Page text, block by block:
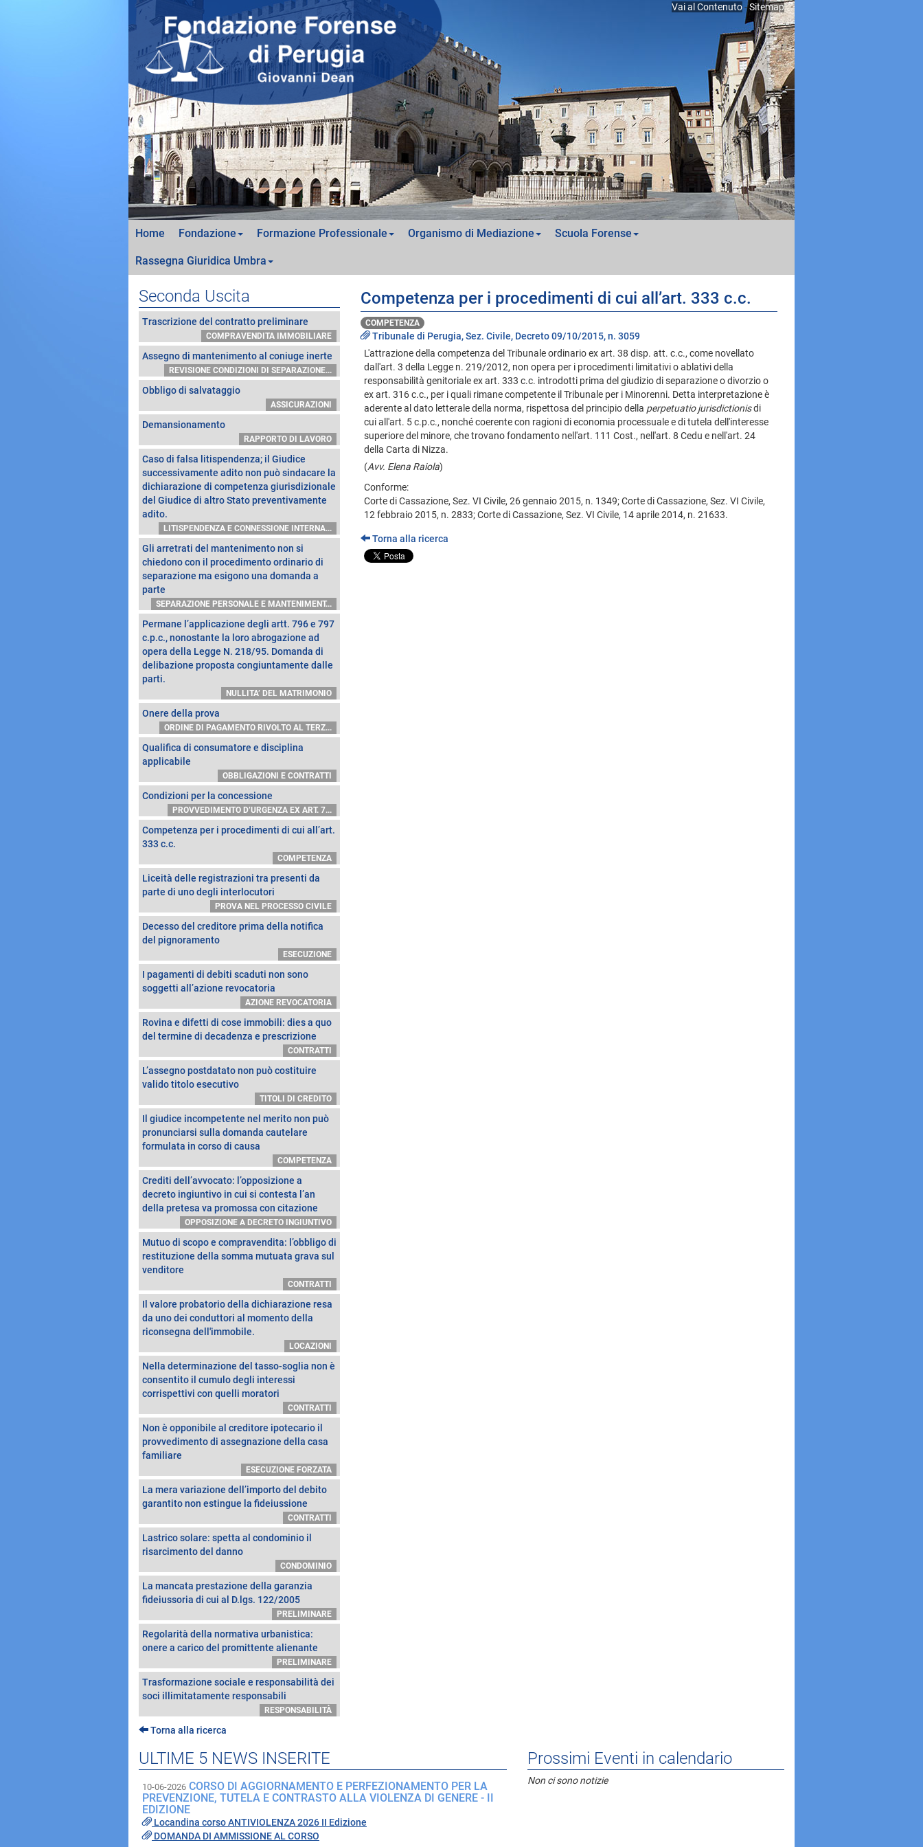
Vai al Contenuto-Sitemap
Home Fondazione Formazione Professionale Organismo di Mediazione Scuola Forense
Rassegna Giuridica Umbra
Seconda Uscita
Trascrizione del contratto preliminare
COMPRAVENDITA IMMOBILIARE
Assegno di mantenimento al coniuge inerte
REVISIONE CONDIZIONI DI SEPARAZIONE...
Obbligo di salvataggio
ASSICURAZIONI
Demansionamento
RAPPORTO DI LAVORO
Caso di falsa litispendenza; il Giudice
successivamente adito non può sindacare la
dichiarazione di competenza giurisdizionale
del Giudice di altro Stato preventivamente
adito.
LITISPENDENZA E CONNESSIONE INTERNA...
Gli arretrati del mantenimento non si
chiedono con il procedimento ordinario di
separazione ma esigono una domanda a
parte
SEPARAZIONE PERSONALE E MANTENIMENT...
Permane l’applicazione degli artt. 796 e 797
c.p.c., nonostante la loro abrogazione ad
opera della Legge N. 218/95. Domanda di
delibazione proposta congiuntamente dalle
parti.
NULLITA’ DEL MATRIMONIO
Onere della prova
ORDINE DI PAGAMENTO RIVOLTO AL TERZ...
Qualifica di consumatore e disciplina
applicabile
OBBLIGAZIONI E CONTRATTI
Condizioni per la concessione
PROVVEDIMENTO D’URGENZA EX ART. 7...
Competenza per i procedimenti di cui all’art.
333 c.c.
COMPETENZA
Liceità delle registrazioni tra presenti da
parte di uno degli interlocutori
PROVA NEL PROCESSO CIVILE
Decesso del creditore prima della notifica
del pignoramento
ESECUZIONE
I pagamenti di debiti scaduti non sono
soggetti all’azione revocatoria
AZIONE REVOCATORIA
Rovina e difetti di cose immobili: dies a quo
del termine di decadenza e prescrizione
CONTRATTI
L’assegno postdatato non può costituire
valido titolo esecutivo
TITOLI DI CREDITO
Il giudice incompetente nel merito non può
pronunciarsi sulla domanda cautelare
formulata in corso di causa
COMPETENZA
Crediti dell’avvocato: l’opposizione a
decreto ingiuntivo in cui si contesta l’an
della pretesa va promossa con citazione
OPPOSIZIONE A DECRETO INGIUNTIVO
Mutuo di scopo e compravendita: l’obbligo di
restituzione della somma mutuata grava sul
venditore
CONTRATTI
Il valore probatorio della dichiarazione resa
da uno dei conduttori al momento della
riconsegna dell'immobile.
LOCAZIONI
Nella determinazione del tasso-soglia non è
consentito il cumulo degli interessi
corrispettivi con quelli moratori
CONTRATTI
Non è opponibile al creditore ipotecario il
provvedimento di assegnazione della casa
familiare
ESECUZIONE FORZATA
La mera variazione dell’importo del debito
garantito non estingue la fideiussione
CONTRATTI
Lastrico solare: spetta al condominio il
risarcimento del danno
CONDOMINIO
La mancata prestazione della garanzia
fideiussoria di cui al D.lgs. 122/2005
PRELIMINARE
Regolarità della normativa urbanistica:
onere a carico del promittente alienante
PRELIMINARE
Trasformazione sociale e responsabilità dei
soci illimitatamente responsabili
RESPONSABILITÀ
Torna alla ricerca
Competenza per i procedimenti di cui all’art. 333 c.c.
COMPETENZA
Tribunale di Perugia, Sez. Civile, Decreto 09/10/2015, n. 3059
L'attrazione della competenza del Tribunale ordinario ex art. 38 disp. att. c.c., come novellato
dall'art. 3 della Legge n. 219/2012, non opera per i procedimenti limitativi o ablativi della
responsabilità genitoriale ex art. 333 c.c. introdotti prima del giudizio di separazione o divorzio o
ex art. 316 c.c., per i quali rimane competente il Tribunale per i Minorenni. Detta interpretazione è
aderente al dato letterale della norma, rispettosa del principio della perpetuatio jurisdictionisdi
cui all'art. 5 c.p.c., nonché coerente con ragioni di economia processuale e di tutela dell'interesse
superiore del minore, che trovano fondamento nell'art. 111 Cost., nell'art. 8 Cedu e nell'art. 24
della Carta di Nizza.
(Avv. Elena Raiola)
Conforme:
Corte di Cassazione, Sez. VI Civile, 26 gennaio 2015, n. 1349; Corte di Cassazione, Sez. VI Civile,
12 febbraio 2015, n. 2833; Corte di Cassazione, Sez. VI Civile, 14 aprile 2014, n. 21633.
Torna alla ricerca
ULTIME 5 NEWS INSERITE
10-06-2026 CORSO DI AGGIORNAMENTO E PERFEZIONAMENTO PER LA
PREVENZIONE, TUTELA E CONTRASTO ALLA VIOLENZA DI GENERE - II
EDIZIONE
Locandina corso ANTIVIOLENZA 2026 II Edizione
DOMANDA DI AMMISSIONE AL CORSO
Prossimi Eventi in calendario
Non ci sono notizie